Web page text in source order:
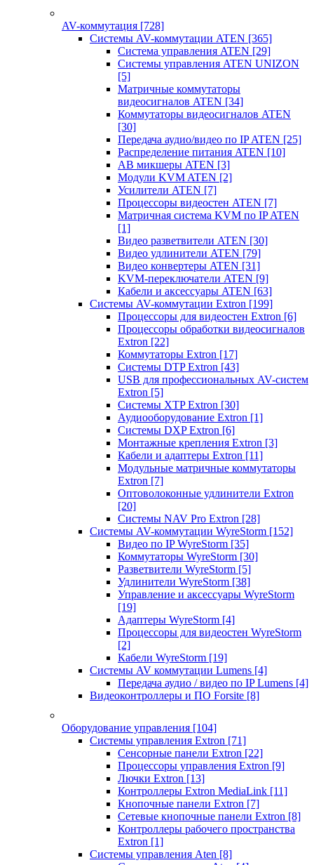
AV-коммутация [728]
Системы AV-коммутации ATEN [365]
Система управления ATEN [29]
Системы управления ATEN UNIZON
[5]
Матричные коммутаторы
видеосигналов ATEN [34]
Коммутаторы видеосигналов ATEN
[30]
Передача аудио/видео по IP ATEN [25]
Распределение питания ATEN [10]
АВ микшеры ATEN [3]
Модули KVM ATEN [2]
Усилители ATEN [7]
Процессоры видеостен ATEN [7]
Матричная система KVM по IP ATEN
[1]
Видео разветвители ATEN [30]
Видео удлинители ATEN [79]
Видео конвертеры ATEN [31]
KVM-переключатели ATEN [9]
Кабели и аксессуары ATEN [63]
Системы AV-коммутации Extron [199]
Процессоры для видеостен Extron [6]
Процессоры обработки видеосигналов
Extron [22]
Коммутаторы Extron [17]
Системы DTP Extron [43]
USB для профессиональных AV-систем
Extron [5]
Системы XTP Extron [30]
Аудиооборудование Extron [1]
Системы DXP Extron [6]
Монтажные крепления Extron [3]
Кабели и адаптеры Extron [11]
Модульные матричные коммутаторы
Extron [7]
Оптоволоконные удлинители Extron
[20]
Системы NAV Pro Extron [28]
Системы AV-коммутации WyreStorm [152]
Видео по IP WyreStorm [35]
Коммутаторы WyreStorm [30]
Разветвители WyreStorm [5]
Удлинители WyreStorm [38]
Управление и аксессуары WyreStorm
[19]
Адаптеры WyreStorm [4]
Процессоры для видеостен WyreStorm
[2]
Кабели WyreStorm [19]
Системы AV коммутации Lumens [4]
Передача аудио / видео по IP Lumens [4]
Видеоконтроллеры и ПО Forsite [8]
Оборудование управления [104]
Системы управления Extron [71]
Сенсорные панели Extron [22]
Процессоры управления Extron [9]
Лючки Extron [13]
Контроллеры Extron MediaLink [11]
Кнопочные панели Extron [7]
Сетевые кнопочные панели Extron [8]
Контроллеры рабочего пространства
Extron [1]
Системы управления Aten [8]